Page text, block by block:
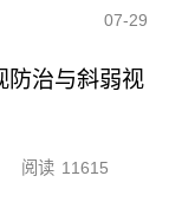
07-29
防治与斜弱视
阅读 11615